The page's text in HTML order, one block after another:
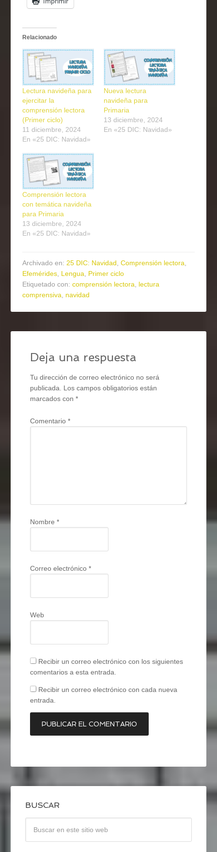
Relacionado
Lectura navideña para
ejercitar la
comprensión lectora
(Primer ciclo)
11 diciembre, 2024
En «25 DIC: Navidad»
Nueva lectura
navideña para
Primaria
13 diciembre, 2024
En «25 DIC: Navidad»
Comprensión lectora
con temática navideña
para Primaria
13 diciembre, 2024
En «25 DIC: Navidad»
Archivado en: 25 DIC: Navidad ,Comprensión lectora
Efemérides Lengua
Primer ciclo
Etiquetado con:comprensión lectora
lectura
comprensiva
navidad
Deja una respuesta
Tu dirección de correo electrónico no será
publicada.
Los campos obligatorios están
marcados con*
Comentario*
Nombre*
Correo electrónico*
Web
Recibir un correo electrónico con los siguientes
comentarios a esta entrada.
Recibir un correo electrónico con cada nueva
entrada.
BUSCAR